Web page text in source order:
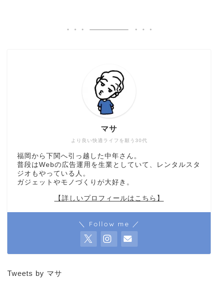
より良い快適ライフを願う30代
マサ
福岡から下関へ引っ越した中年さん。
普段はWebの広告運用を生業としていて、レンタルスタ
ジオもやっている人。
ガジェットやモノづくりが大好き。
【詳しいプロフィールはこちら】
＼ Follow me ／
Tweets by マサ